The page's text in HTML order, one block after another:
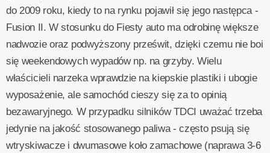
do 2009 roku, kiedy to na rynku pojawił się jego następca -
Fusion II. W stosunku do Fiesty auto ma odrobinę większe
nadwozie oraz podwyższony prześwit, dzięki czemu nie boi
się weekendowych wypadów np. na grzyby. Wielu
właścicieli narzeka wprawdzie na kiepskie plastiki i ubogie
wyposażenie, ale samochód cieszy się za to opinią
bezawaryjnego. W przypadku silników TDCI uważać trzeba
jedynie na jakość stosowanego paliwa - często psują się
wtryskiwacze i dwumasowe koło zamachowe (naprawa 3-6